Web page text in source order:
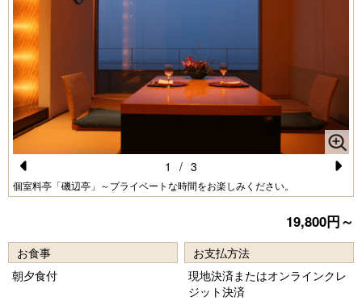
Pr
o
u
個室料亭「磯辺亭」～プライベートな時間をお楽しみください。
e
xt
1 / 3
19,800円～
お食事
朝夕食付
お支払方法
現地決済またはオンラインクレ
ジット決済